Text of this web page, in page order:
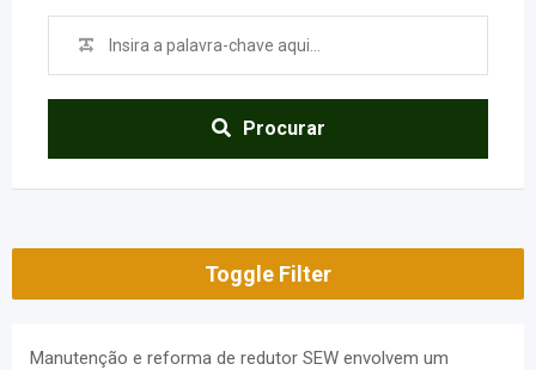
Procurar
Toggle Filter
Manutenção e reforma de redutor SEW envolvem um